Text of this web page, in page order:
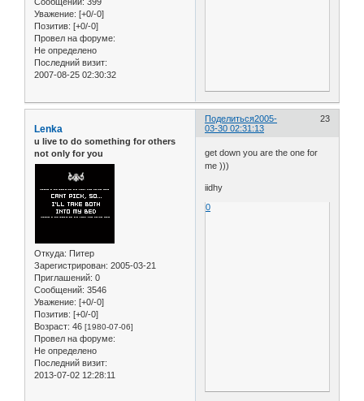
Уважение: [+0/-0]
Позитив: [+0/-0]
Провел на форуме:
Не определено
Последний визит:
2007-08-25 02:30:32
Поделиться 23
2005-
03-30 02:31:13
Lenka
u live to do something for others
not only for you
Откуда: Питер
Зарегистрирован: 2005-03-21
Приглашений: 0
Сообщений: 3546
Уважение: [+0/-0]
Позитив: [+0/-0]
Возраст: 46 [1980-07-06]
Провел на форуме:
Не определено
Последний визит:
2013-07-02 12:28:11
get down you are the one for
me )))
iidhy
0